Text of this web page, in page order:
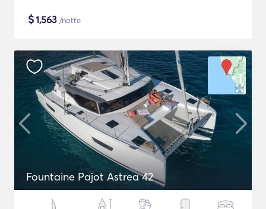
$1,563 /notte
Fountaine Pajot Astrea 42